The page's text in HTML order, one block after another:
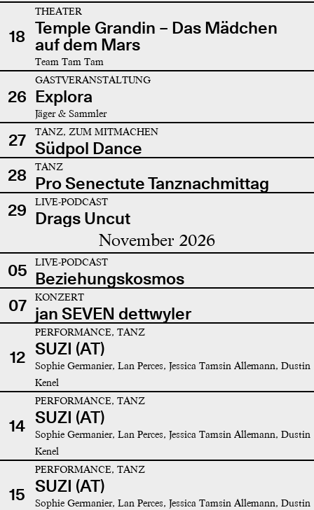
18
THEATER
Temple Grandin – Das Mädchen
auf dem Mars
Team Tam Tam
26
GASTVERANSTALTUNG
Explora
Jäger & Sammler
27 TANZ, ZUM MITMACHEN
Südpol Dance
28
TANZ
Pro Senectute Tanznachmittag
29
LIVE-PODCAST
Drags Uncut
November 2026
05 LIVE-PODCAST
Beziehungskosmos
07
KONZERT
jan SEVEN dettwyler
12
PERFORMANCE, TANZ
SUZI (AT)
Sophie Germanier, Lan Perces, Jessica Tamsin Allemann, Dustin
Kenel
14
PERFORMANCE, TANZ
SUZI (AT)
Sophie Germanier, Lan Perces, Jessica Tamsin Allemann, Dustin
Kenel
15
PERFORMANCE, TANZ
SUZI (AT)
Sophie Germanier, Lan Perces, Jessica Tamsin Allemann, Dustin